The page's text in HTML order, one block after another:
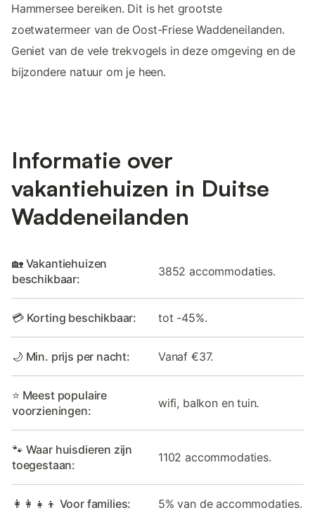
Hammersee bereiken. Dit is het grootste
zoetwatermeer van de Oost-Friese Waddeneilanden.
Geniet van de vele trekvogels in deze omgeving en de
bijzondere natuur om je heen.
Informatie over
vakantiehuizen in Duitse
Waddeneilanden
🏡 Vakantiehuizen
beschikbaar:
3852 accommodaties.
💳 Korting beschikbaar: tot -45%.
🌙 Min. prijs per nacht: Vanaf €37.
⭐ Meest populaire
voorzieningen:
wifi, balkon en tuin.
🐾 Waar huisdieren zijn
toegestaan:
1102 accommodaties.
👩‍👩‍👧‍👦 Voor families: 5% van de accommodaties.